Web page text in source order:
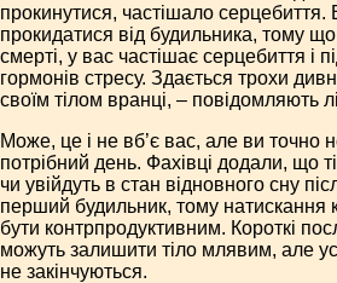
прокинутися, частішало
прокидатися від будильника, тому
смерті, у вас частішає серцебиття і
гормонів стресу. Здається трохи
своїм тілом вранці, – повідомляють
Може, це і не вб’є вас, але ви точно
потрібний день. Фахівці додали, що
чи увійдуть в стан відновного сну
перший будильник, тому натискання
бути контрпродуктивним. Короткі
можуть залишити тіло млявим, але
не закінчуються.